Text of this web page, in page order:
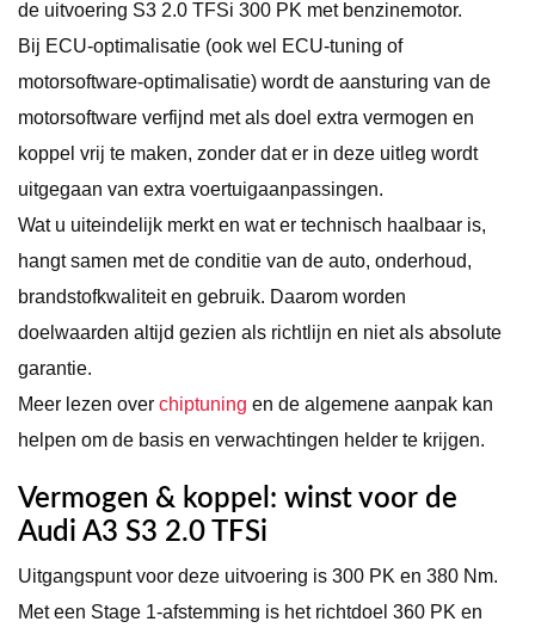
de uitvoering S3 2.0 TFSi 300 PK met benzinemotor.
Bij ECU-optimalisatie (ook wel ECU-tuning of
motorsoftware-optimalisatie) wordt de aansturing van de
motorsoftware verfijnd met als doel extra vermogen en
koppel vrij te maken, zonder dat er in deze uitleg wordt
uitgegaan van extra voertuigaanpassingen.
Wat u uiteindelijk merkt en wat er technisch haalbaar is,
hangt samen met de conditie van de auto, onderhoud,
brandstofkwaliteit en gebruik. Daarom worden
doelwaarden altijd gezien als richtlijn en niet als absolute
garantie.
Meer lezen over chiptuning en de algemene aanpak kan
helpen om de basis en verwachtingen helder te krijgen.
Vermogen & koppel: winst voor de
Audi A3 S3 2.0 TFSi
Uitgangspunt voor deze uitvoering is 300 PK en 380 Nm.
Met een Stage 1-afstemming is het richtdoel 360 PK en